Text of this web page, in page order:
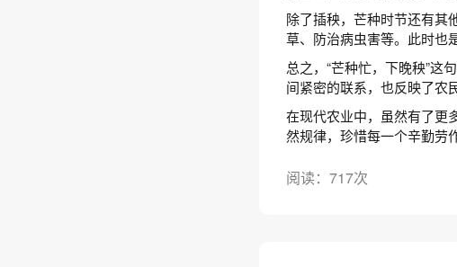
除了插秧，芒种时节还有其
草、防治病虫害等。此时也
总之，“芒种忙，下晚秧”这
间紧密的联系，也反映了农
在现代农业中，虽然有了更
然规律，珍惜每一个辛勤劳
阅读：717次